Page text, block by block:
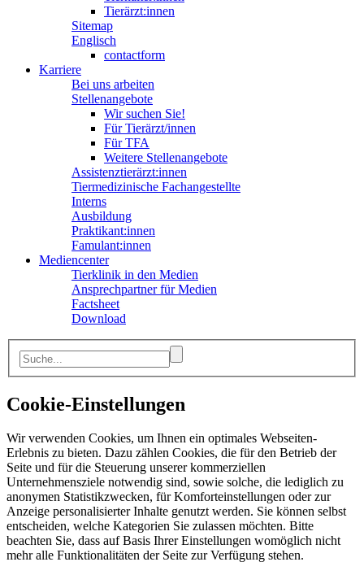
Tierärzt:innen
Sitemap
Englisch
contactform
Karriere
Bei uns arbeiten
Stellenangebote
Wir suchen Sie!
Für Tierärzt/innen
Für TFA
Weitere Stellenangebote
Assistenztierärzt:innen
Tiermedizinische Fachangestellte
Interns
Ausbildung
Praktikant:innen
Famulant:innen
Mediencenter
Tierklinik in den Medien
Ansprechpartner für Medien
Factsheet
Download
Cookie-Einstellungen
Wir verwenden Cookies, um Ihnen ein optimales Webseiten-
Erlebnis zu bieten. Dazu zählen Cookies, die für den Betrieb der
Seite und für die Steuerung unserer kommerziellen
Unternehmensziele notwendig sind, sowie solche, die lediglich zu
anonymen Statistikzwecken, für Komforteinstellungen oder zur
Anzeige personalisierter Inhalte genutzt werden. Sie können selbst
entscheiden, welche Kategorien Sie zulassen möchten. Bitte
beachten Sie, dass auf Basis Ihrer Einstellungen womöglich nicht
mehr alle Funktionalitäten der Seite zur Verfügung stehen.